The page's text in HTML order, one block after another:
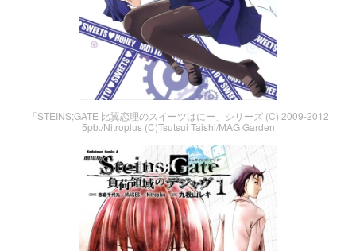
「STEINS;GATE 比翼恋理のスイーツはにー」シリーズ (C) 2009-2012
5pb./Nitroplus (C)Tsutsui Taishi/MAG Garden